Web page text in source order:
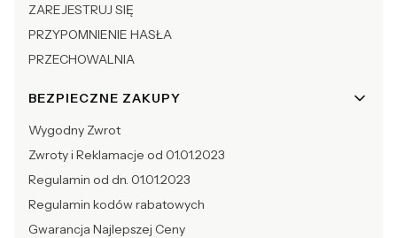
ZAREJESTRUJ SIĘ
PRZYPOMNIENIE HASŁA
PRZECHOWALNIA
BEZPIECZNE ZAKUPY
Wygodny Zwrot
Zwroty i Reklamacje od 01.01.2023
Regulamin od dn. 01.01.2023
Regulamin kodów rabatowych
Gwarancja Najlepszej Ceny